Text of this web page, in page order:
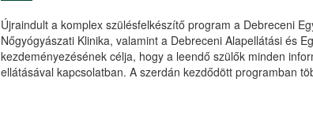
Újraindult a komplex szülésfelkészítő program a Debreceni
Nőgyógyászati Klinika, valamint a Debreceni Alapellátási és
kezdeményezésének célja, hogy a leendő szülők minden
ellátásával kapcsolatban. A szerdán kezdődött programban